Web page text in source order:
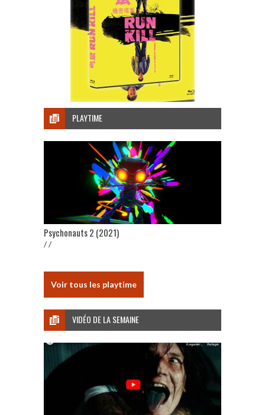
PLAYTIME
Psychonauts 2 (2021)
/ /
Voir tous les playtime
VIDÉO DE LA SEMAINE